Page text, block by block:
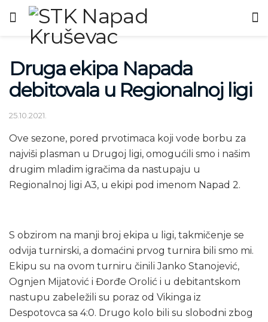
Druga ekipa Napada
debitovala u Regionalnoj ligi
25.10.2021.
Ove sezone, pored prvotimaca koji vode borbu za
najviši plasman u Drugoj ligi, omogućili smo i našim
drugim mladim igračima da nastupaju u
Regionalnoj ligi A3, u ekipi pod imenom Napad 2.
S obzirom na manji broj ekipa u ligi, takmičenje se
odvija turnirski, a domaćini prvog turnira bili smo mi.
Ekipu su na ovom turniru činili Janko Stanojević,
Ognjen Mijatović i Đorđe Orolić i u debitantskom
nastupu zabeležili su poraz od Vikinga iz
Despotovca sa 4:0. Drugo kolo bili su slobodni zbog